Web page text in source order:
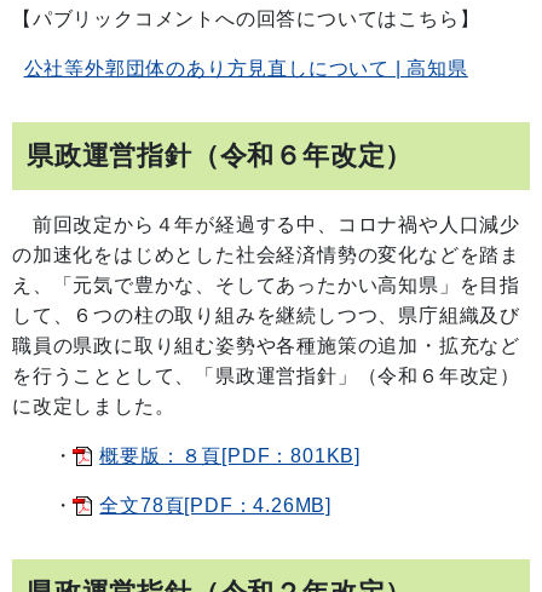
【パブリックコメントへの回答についてはこちら】
公社等外郭団体のあり方見直しについて | 高知県
県政運営指針（令和６年改定）
前回改定から４年が経過する中、コロナ禍や人口減少
の加速化をはじめとした社会経済情勢の変化などを踏ま
え、「元気で豊かな、そしてあったかい高知県」を目指
して、６つの柱の取り組みを継続しつつ、県庁組織及び
職員の県政に取り組む姿勢や各種施策の追加・拡充など
を行うこととして、「県政運営指針」（令和６年改定）
に改定しました。
・ 概要版：８頁[PDF：801KB]
・ 全文78頁[PDF：4.26MB]